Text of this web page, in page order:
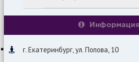
Информация
г. Екатеринбург, ул. Попова, 10